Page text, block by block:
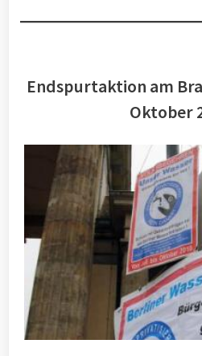
Endspurtaktion am
Oktober